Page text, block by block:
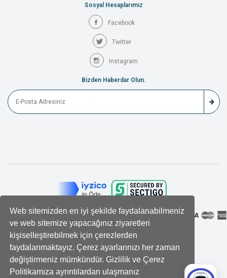
Web sitemizden en iyi şekilde faydalanabilmeniz
ve web sitemize yapacağınız ziyaretleri
kişiselleştirebilmek için çerezlerden
faydalanmaktayız. Çerez ayarlarınızı her zaman
değiştirmeniz mümkündür. Gizlilik ve Çerez
Politikamıza ayrıntılardan ulaşmanız
Sosyal Hesaplarımız
Facebook
Twitter
Instagram
Bizden Haberdar Olun.